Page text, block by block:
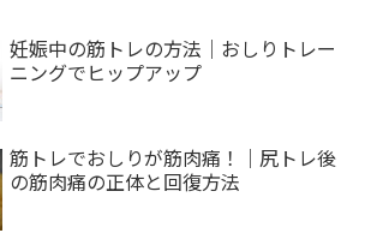
妊娠中の筋トレの方法｜おしりトレー
ニングでヒップアップ
筋トレでおしりが筋肉痛！｜尻トレ後
の筋肉痛の正体と回復方法